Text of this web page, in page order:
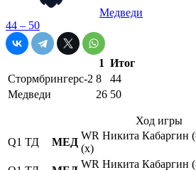
Медведи
44 – 50
1 Итог
Стормбрингерс-2 8
44
Медведи
26 50
Ход игры
Q1 ТД МЕД
WR Никита Кабаргин
(х)
WR Никита Кабаргин